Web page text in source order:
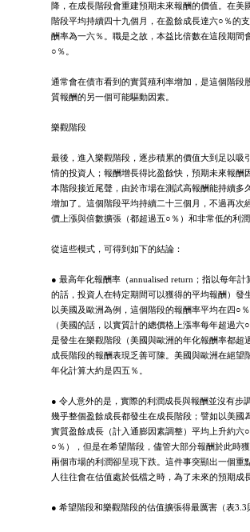
降，在成長階段會重建預期未來報酬的價值。在美
階段平均持續四十九個月，在盈餘成長達六○％的
酬率為一六％。職是之故，本益比倍數在這段期間
○％。
通常會在債市看到的實質殖利率增加，是這個階段
質報酬的另一個可能驅動因素。
樂觀階段
最後，進入樂觀階段，逐步積累的價值大到足以吸
情的投資人；報酬增長得比盈餘快，預期未來報酬
本階段接近尾聲，由於市場在測試高報酬能持續多
增加了。這個階段平均持續二十三個月，不過再次
價上漲與倍數擴張（都超過五○％）和非常低的利潤
從這些模式，可得到如下的結論：
● 最高年化報酬率（annualised return；指以每年計
的話，投資人在特定期間可以獲得的平均報酬）發
以美國及歐洲為例，這個階段的報酬率平均在四○
（美國的話，以實質計的總價格上漲率每年超過六
是發生在樂觀階段（美國與歐洲的年化報酬率都超
成長階段的報酬表現乏善可陳。美國與歐洲在絕望
年化計算大約是四五％。
● 令人意外的是，實際的利潤成長與報酬並沒有步
幾乎整個盈餘成長都發生在成長階段；譬如以美國
實質盈餘成長（計入通膨因素調整）平均上升約六
○％），但是在希望階段，儘管大部分報酬於此時
兩個市場的利潤卻呈現下跌。這件事突顯出一個重
人往往會在估值處於低檔之時，為了未來的預期成
● 希望階段和樂觀階段的估值擴張得最厲害（表3.3